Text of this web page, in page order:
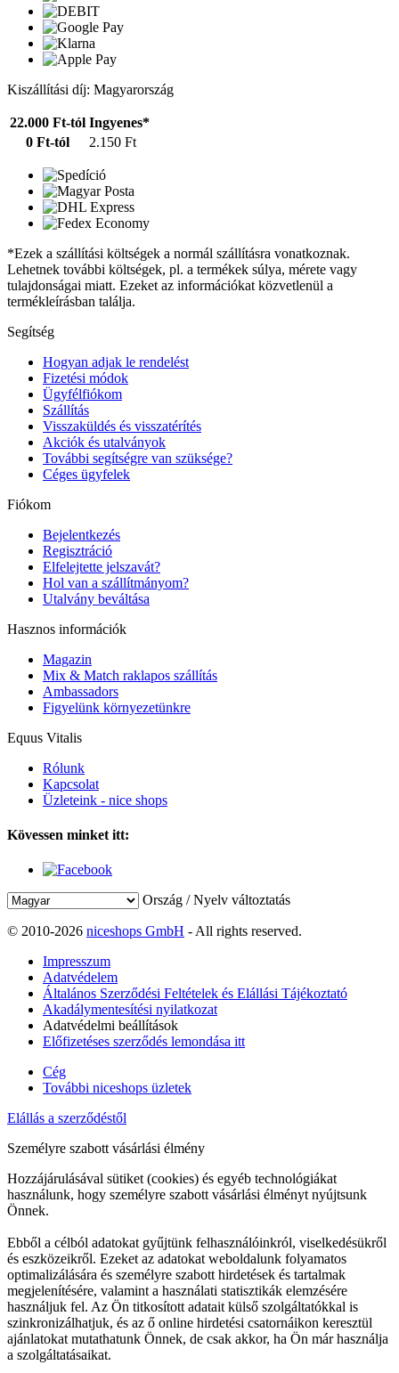
Kiszállítási díj: Magyarország
22.000 Ft-tól Ingyenes*
0 Ft-tól
2.150 Ft
*Ezek a szállítási költségek a normál szállításra vonatkoznak.
Lehetnek további költségek, pl. a termékek súlya, mérete vagy
tulajdonságai miatt. Ezeket az információkat közvetlenül a
termékleírásban találja.
Segítség
Hogyan adjak le rendelést
Fizetési módok
Ügyfélfiókom
Szállítás
Visszaküldés és visszatérítés
Akciók és utalványok
További segítségre van szüksége?
Céges ügyfelek
Fiókom
Bejelentkezés
Regisztráció
Elfelejtette jelszavát?
Hol van a szállítmányom?
Utalvány beváltása
Hasznos információk
Magazin
Mix & Match raklapos szállítás
Ambassadors
Figyelünk környezetünkre
Equus Vitalis
Rólunk
Kapcsolat
Üzleteink - nice shops
Kövessen minket itt:
Ország / Nyelv változtatás
© 2010-2026 niceshops GmbH - All rights reserved.
Impresszum
Adatvédelem
Általános Szerződési Feltételek és Elállási Tájékoztató
Akadálymentesítési nyilatkozat
Adatvédelmi beállítások
Előfizetéses szerződés lemondása itt
Cég
További niceshops üzletek
Elállás a szerződéstől
Személyre szabott vásárlási élmény
Hozzájárulásával sütiket (cookies) és egyéb technológiákat
használunk, hogy személyre szabott vásárlási élményt nyújtsunk
Önnek.
Ebből a célból adatokat gyűjtünk felhasználóinkról, viselkedésükről
és eszközeikről. Ezeket az adatokat weboldalunk folyamatos
optimalizálására és személyre szabott hirdetések és tartalmak
megjelenítésére, valamint a használati statisztikák elemzésére
használjuk fel. Az Ön titkosított adatait külső szolgáltatókkal is
szinkronizálhatjuk, és az ő online hirdetési csatornáikon keresztül
ajánlatokat mutathatunk Önnek, de csak akkor, ha Ön már használja
a szolgáltatásaikat.